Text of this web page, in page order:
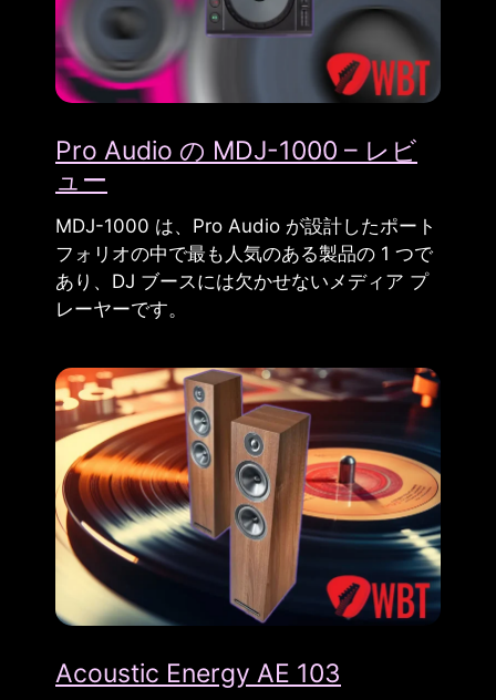
Pro Audio の MDJ-1000 – レビ
ュー
MDJ-1000 は、Pro Audio が設計したポート
フォリオの中で最も人気のある製品の 1 つで
あり、DJ ブースには欠かせないメディア プ
レーヤーです。
Acoustic Energy AE 103